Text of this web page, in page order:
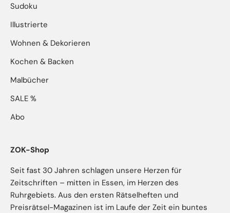
Sudoku
Illustrierte
Wohnen & Dekorieren
Kochen & Backen
Malbücher
SALE %
Abo
ZOK-Shop
Seit fast 30 Jahren schlagen unsere Herzen für
Zeitschriften – mitten in Essen, im Herzen des
Ruhrgebiets. Aus den ersten Rätselheften und
Preisrätsel-Magazinen ist im Laufe der Zeit ein buntes